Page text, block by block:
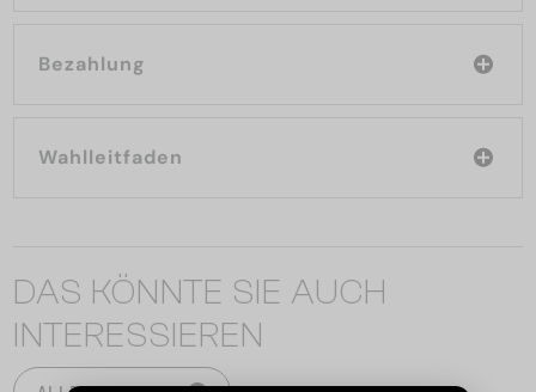
Bezahlung
Wahlleitfaden
DAS KÖNNTE SIE AUCH
INTERESSIEREN